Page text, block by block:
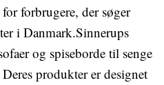
forbrugere, der søger
i Danmark.Sinnerups
og spiseborde til senge
produkter er designet